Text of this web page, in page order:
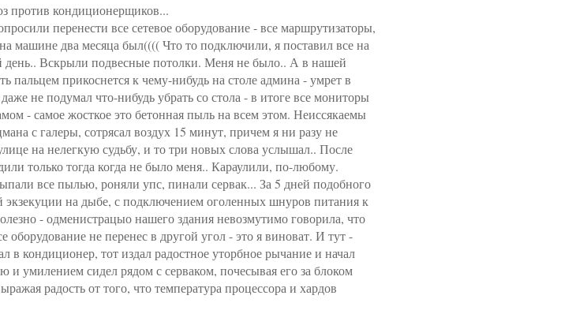
против кондиционерщиков...
перенести все сетевое оборудование - все маршрутизаторы,
машине два месяца был(((( Что то подключили, я поставил все на
Вскрыли подвесные потолки. Меня не было.. А в нашей
пальцем прикоснется к чему-нибудь на столе админа - умрет в
не подумал что-нибудь убрать со стола - в итоге все мониторы
- самое жосткое это бетонная пыль на всем этом. Неиссякаемы
с галеры, сотрясал воздух 15 минут, причем я ни разу не
на нелегкую судьбу, и то три новых слова услышал.. После
только тогда когда не было меня.. Караулили, по-любому.
все пылью, роняли упс, пинали сервак... За 5 дней подобного
экзекуции на дыбе, с подключением оголенных шнуров питания к
- одменистрацыо нашего здания невозмутимо говорила, что
оборудование не перенес в другой угол - это я виноват. И тут -
кондиционер, тот издал радостное уторбное рычание и начал
и умилением сидел рядом с серваком, почесывая его за блоком
радость от того, что температура процессора и хардов